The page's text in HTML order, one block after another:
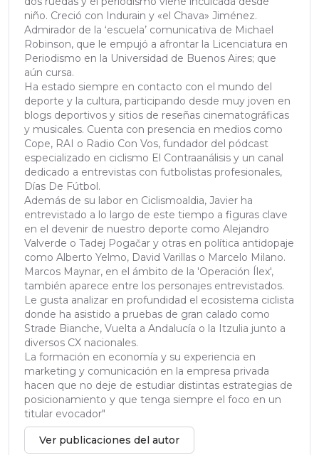
niño. Creció con Indurain y «el Chava» Jiménez.
Admirador de la ‘escuela’ comunicativa de Michael
Robinson, que le empujó a afrontar la Licenciatura en
Periodismo en la Universidad de Buenos Aires; que
aún cursa.
Ha estado siempre en contacto con el mundo del
deporte y la cultura, participando desde muy joven en
blogs deportivos y sitios de reseñas cinematográficas
y musicales. Cuenta con presencia en medios como
Cope, RAI o Radio Con Vos, fundador del pódcast
especializado en ciclismo El Contraanálisis y un canal
dedicado a entrevistas con futbolistas profesionales,
Días De Fútbol.
Además de su labor en Ciclismoaldia, Javier ha
entrevistado a lo largo de este tiempo a figuras clave
en el devenir de nuestro deporte como Alejandro
Valverde o Tadej Pogačar y otras en política antidopaje
como Alberto Yelmo, David Varillas o Marcelo Milano.
Marcos Maynar, en el ámbito de la 'Operación Ílex',
también aparece entre los personajes entrevistados.
Le gusta analizar en profundidad el ecosistema ciclista
donde ha asistido a pruebas de gran calado como
Strade Bianche, Vuelta a Andalucía o la Itzulia junto a
diversos CX nacionales.
La formación en economía y su experiencia en
marketing y comunicación en la empresa privada
hacen que no deje de estudiar distintas estrategias de
posicionamiento y que tenga siempre el foco en un
titular evocador"
Ver publicaciones del autor